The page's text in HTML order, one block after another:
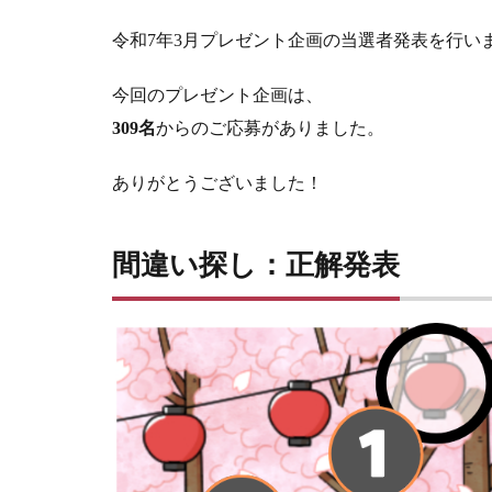
令和7年3月プレゼント企画の当選者発表を行い
今回のプレゼント企画は、
309名からのご応募がありました。
ありがとうございました！
間違い探し：正解発表